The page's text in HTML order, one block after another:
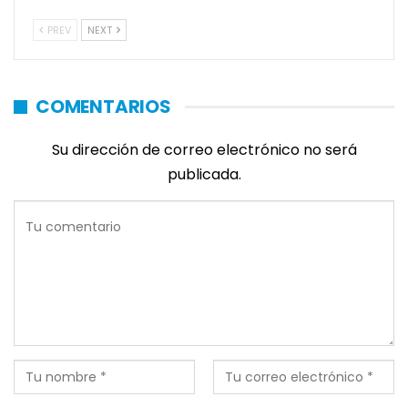
PREV NEXT
COMENTARIOS
Su dirección de correo electrónico no será
publicada.